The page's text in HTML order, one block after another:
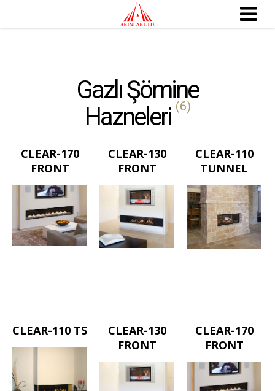
Gazlı Şömine
Hazneleri (6)
CLEAR-170
FRONT
CLEAR-130
FRONT
CLEAR-110
TUNNEL
CLEAR-110 TS
CLEAR-130
FRONT
CLEAR-170
FRONT